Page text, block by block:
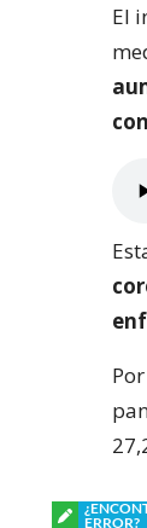
El
ERROR?